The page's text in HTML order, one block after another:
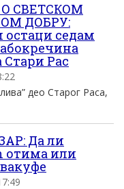
СВЕТСКОМ
ДОБРУ:
остаци седам
Рас
део Старог Раса,
Да ли
отима или